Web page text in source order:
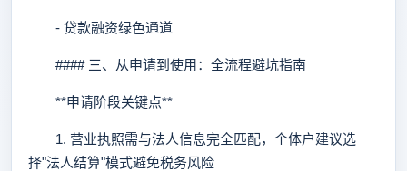
- 贷款融资绿色通道
#### 三、从申请到使用：全流程避坑指南
**申请阶段关键点**
1. 营业执照需与法人信息完全匹配，个体户建议选
择"法人结算"模式避免税务风险